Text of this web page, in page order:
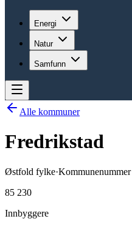
Energi
Natur
Samfunn
Alle kommuner
Fredrikstad
Østfold fylke·Kommunenummer
85 230
Innbyggere